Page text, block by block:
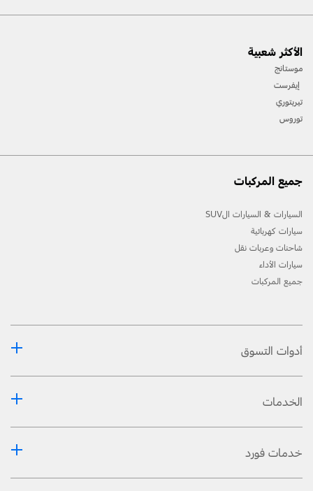
نتيجة قيادة غير ملائمة للظّروف الرّاهنة. كما يمكن أن تتسبّب القيادة بقساوة على أيّ نوع من الطّرقات
بفقدان السّيطرة على مركبتك، ما يزيد من خطر الإصابة الشخصيّة أو إلحاق الضّرر بالمركبة.
ملاحظة: يتمّ إيقاف تشغيل نظام المساعدة قبل الإصطدام عند استخدام تطبيق
الأكثر شعبية
موستانج
إيفرست
تيريتوري
توروس
جميع المركبات
السيارات & السيارات الSUV
سيارات كهربائية
شاحنات وعربات نقل
سيارات الأداء
جميع المركبات
أدوات التسوق
الخدمات
خدمات فورد